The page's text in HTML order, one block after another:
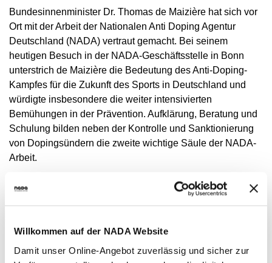
Willkommen auf der NADA Website
Damit unser Online-Angebot zuverlässig und sicher zur
VORSTAND
MITARBEITENDE
KOMMISSIONEN
JAHRESBERICHTE
SPRICH'S AN
INTERNE MELDESTELLE
STANDARDS
ANTI-DOPING-GESETZ
SANKTIONEN
ÜBERSICHT
ERGEBNISMANAGEMENT
DISZIPLINARVERFAHREN
SPORTGERICHTSBARKEIT
INTELLIGENCE & INVESTIGATIONS
DATENSCHUTZ
JURISTISCHE VORTRÄGE
ÜBERSICHT
ASTHMAMEDIKAMENTE IM SPORT
KORTISON IM SPORT
TESTOSTERON IM SPORT
VERBOTSLISTE
ÜBERSICHT
WICHTIGE ÄNDERUNGEN DER
VERBOTSLISTE 2026
IM KRANKHEITSFALL: MEDIZINISCHE
AUSNAHMEGENEHMIGUNG (TUE)
ÜBERSICHT
REGELUNG FÜR NICHT-TESTPOOL-
ATHLETINNEN UND -ATHLETEN
REGELUNG FÜR TESTPOOL-ATHLETINNEN
UND -ATHLETEN
DIGITALE BEISPIELLISTE
NADAMED
DOPINGFALLEN
ÜBERSICHT
KONTROLLSYSTEM
ÜBERSICHT
FORSCHUNG
KONTROLLABLAUF
ÜBERSICHT
DOPINGANALYTIK
BETEILIGTE AM KONTROLLPROZESS
TRAININGSKONTROLLEN
ÜBERSICHT
TESTPOOLS
RISIKOGRUPPEN
MELDEPFLICHTEN
WETTKAMPFKONTROLLEN
ADAMS
MEDIKATIONSKONTROLLEN BEI PFERDEN
PRÄVENTION
ÜBERSICHT
GEMEINSAM GEGEN DOPING
FORTBILDUNGSANGEBOTE
E-LEARNING
SERVICE
ÜBERSICHT
NEWS
PRESSE
BLOG
TERMINE
WISSENSCHAFTLICHE PUBLIKATIONEN
Bundesinnenminister Dr. Thomas de Maizière hat sich vor
Ort mit der Arbeit der Nationalen Anti Doping Agentur
Deutschland (NADA) vertraut gemacht. Bei seinem
heutigen Besuch in der NADA-Geschäftsstelle in Bonn
unterstrich de Maizière die Bedeutung des Anti-Doping-
Kampfes für die Zukunft des Sports in Deutschland und
würdigte insbesondere die weiter intensivierten
Bemühungen in der Prävention. Aufklärung, Beratung und
Schulung bilden neben der Kontrolle und Sanktionierung
von Dopingsündern die zweite wichtige Säule der NADA-
Arbeit.
„Das Konzept, mit zahlreichen Maßnahmen bei der
Erziehung jugendlicher Leistungssportler zu sauberen
der Bundesinnenminister: „Es ist sehr wichtig, den
Nachwuchsathleten bereits in jungen Jahren zentrale